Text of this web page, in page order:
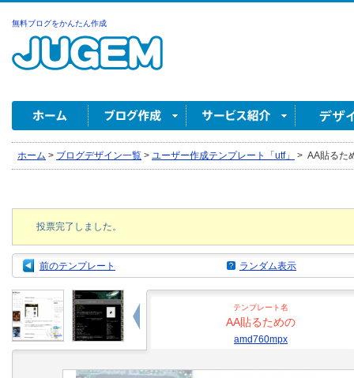
無料ブログをかんたん作成
ホーム > ブログデザイン一覧 > ユーザー作成テンプレート「utf」 > AA貼るた
投票完了しました。
前のテンプレート ランダム表示
テンプレート名
AA貼るための
amd760mpx